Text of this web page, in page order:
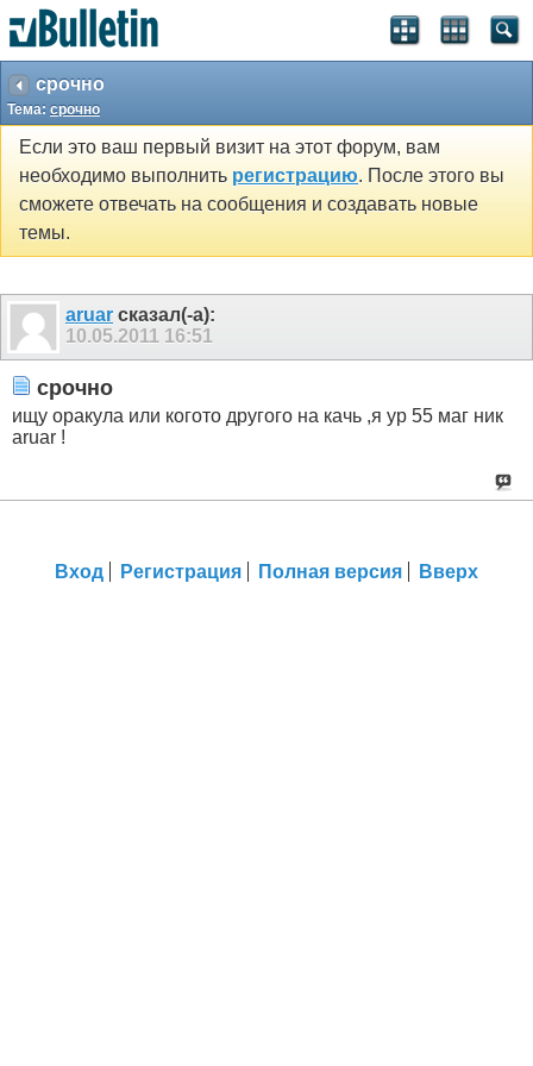
срочно
Тема: срочно
Если это ваш первый визит на этот форум, вам
необходимо выполнить регистрацию. После этого вы
сможете отвечать на сообщения и создавать новые
темы.
aruar сказал(-а):
10.05.2011 16:51
срочно
ищу оракула или когото другого на качь ,я ур 55 маг ник
aruar !
Вход Регистрация Полная версия Вверх